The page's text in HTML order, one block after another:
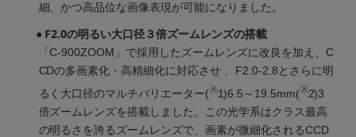
細、かつ高品位な画像表現が可能になりました。
● F2.0の明るい大口径３倍ズームレンズの搭載
「C-900ZOOM」で採用したズームレンズに改良を加え、C
CDの多画素化・高精細化に対応させ 、F2.0-2.8とさらに明
るく大口径のマルチバリエーター(※1)6.5～19.5mm(※2)3
倍ズームレンズを搭載しました。この光学系はクラス最高
の明るさを誇るズームレンズで、画素が微細化されるCCD